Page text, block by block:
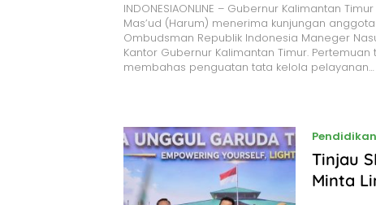
INDONESIAONLINE – Gubernur Kalimantan
Mas’ud (Harum) menerima kunjungan anggota
Ombudsman Republik Indonesia Maneger
Kantor Gubernur Kalimantan Timur. Pertemuan
membahas penguatan tata kelola pelayanan…
Pendidikan
Tinjau
Minta